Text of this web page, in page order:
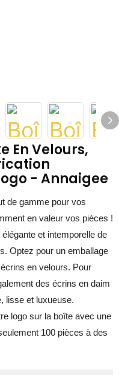
En Velours,
- Annaigee
de gamme pour vos
en valeur vos pièces !
et intemporelle de
Optez pour un emballage
en velours. Pour
des écrins en daim
lisse et luxueuse.
logo sur la boîte avec une
100 pièces à des